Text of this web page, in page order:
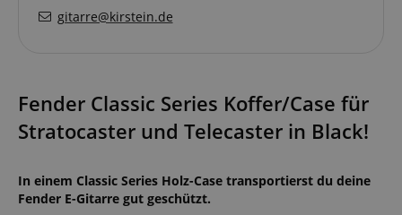
gitarre@kirstein.de
Fender Classic Series Koffer/Case für
Stratocaster und Telecaster in Black!
In einem Classic Series Holz-Case transportierst du deine
Fender E-Gitarre gut geschützt.